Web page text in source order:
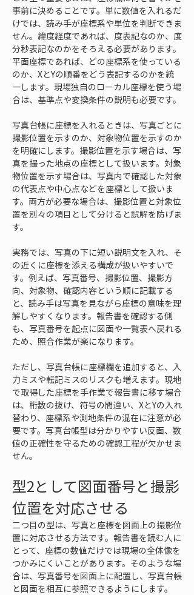
事前に決めることです。単に数値を入れるだ
けでは、読み手が座標系や単位を判断できま
せん。緯度経度であれば、度表記なのか、度
分秒表記なのかをそろえる必要があります。
平面座標であれば、どの座標系を使っている
のか、XとYの順番をどう表記するのかを統
一します。現場独自のローカル座標を使う場
合は、基準点や変換条件の説明も必要です。
写真台帳に座標を入れるときは、写真ごとに
撮影位置を示すのか、対象物位置を示すのか
を明確にします。撮影位置を示す場合は、写
真を撮った地点の座標として扱います。対象
物位置を示す場合は、写真内で確認した対象
の代表点や中心点などを座標として扱いま
す。両方が必要な場合は、撮影位置と対象位
置を別々の項目として分けると誤解を防げま
す。
実務では、写真の下に短い説明文を入れ、そ
の近くに座標を添える構成が扱いやすいで
す。例えば、写真番号、撮影位置、撮影方
向、対象物、確認内容という順に記載する
と、読み手は写真を見ながら座標の意味を理
解しやすくなります。報告書を確認する側
も、写真番号を起点に図面や一覧表へ戻れる
ため、照合作業が楽になります。
ただし、写真台帳に座標欄を追加すると、入
力ミスや転記ミスのリスクも増えます。現地
で取得した座標を手作業で報告書に移す場合
は、桁数の抜け、符号の間違い、XとYの入れ
替わり、座標系や測地条件の混在に注意が必
要です。写真台帳型は分かりやすい反面、数
値の正確性を守るための確認工程が欠かせま
せん。
型2として図面番号と撮影
位置を対応させる
二つ目の型は、写真と座標を図面上の撮影位
置に対応させる方法です。報告書を読む人に
とって、座標の数値だけでは現場の全体像を
つかみにくいことがあります。そのような場
合は、写真番号を図面上に配置し、写真台帳
と図面を相互に参照できるようにします。